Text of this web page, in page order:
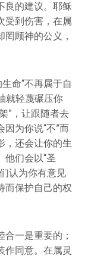
良的建议。耶稣
受到伤害，在属
顾神的公义，
命“不再属于自
就轻蔑碾压你
”，让跟随者去
为你说“不”而
，还会让你的生
他们会以“圣
认为你有意见
而保护自己的权
一是重要的；
作同意。在属灵